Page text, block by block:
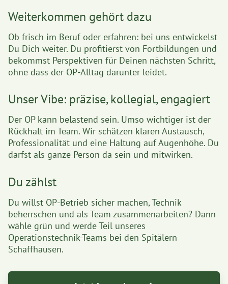
Weiterkommen gehört dazu
Ob frisch im Beruf oder erfahren: bei uns entwickelst
Du Dich weiter. Du profitierst von Fortbildungen und
bekommst Perspektiven für Deinen nächsten Schritt,
ohne dass der OP-Alltag darunter leidet.
Unser Vibe: präzise, kollegial, engagiert
Der OP kann belastend sein. Umso wichtiger ist der
Rückhalt im Team. Wir schätzen klaren Austausch,
Professionalität und eine Haltung auf Augenhöhe. Du
darfst als ganze Person da sein und mitwirken.
Du zählst
Du willst OP-Betrieb sicher machen, Technik
beherrschen und als Team zusammenarbeiten? Dann
wähle grün und werde Teil unseres
Operationstechnik-Teams bei den Spitälern
Schaffhausen.